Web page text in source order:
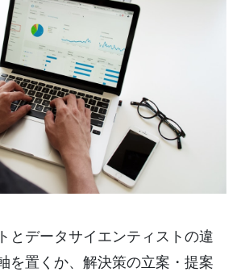
とデータサイエンティストの違
を置くか、解決策の立案・提案